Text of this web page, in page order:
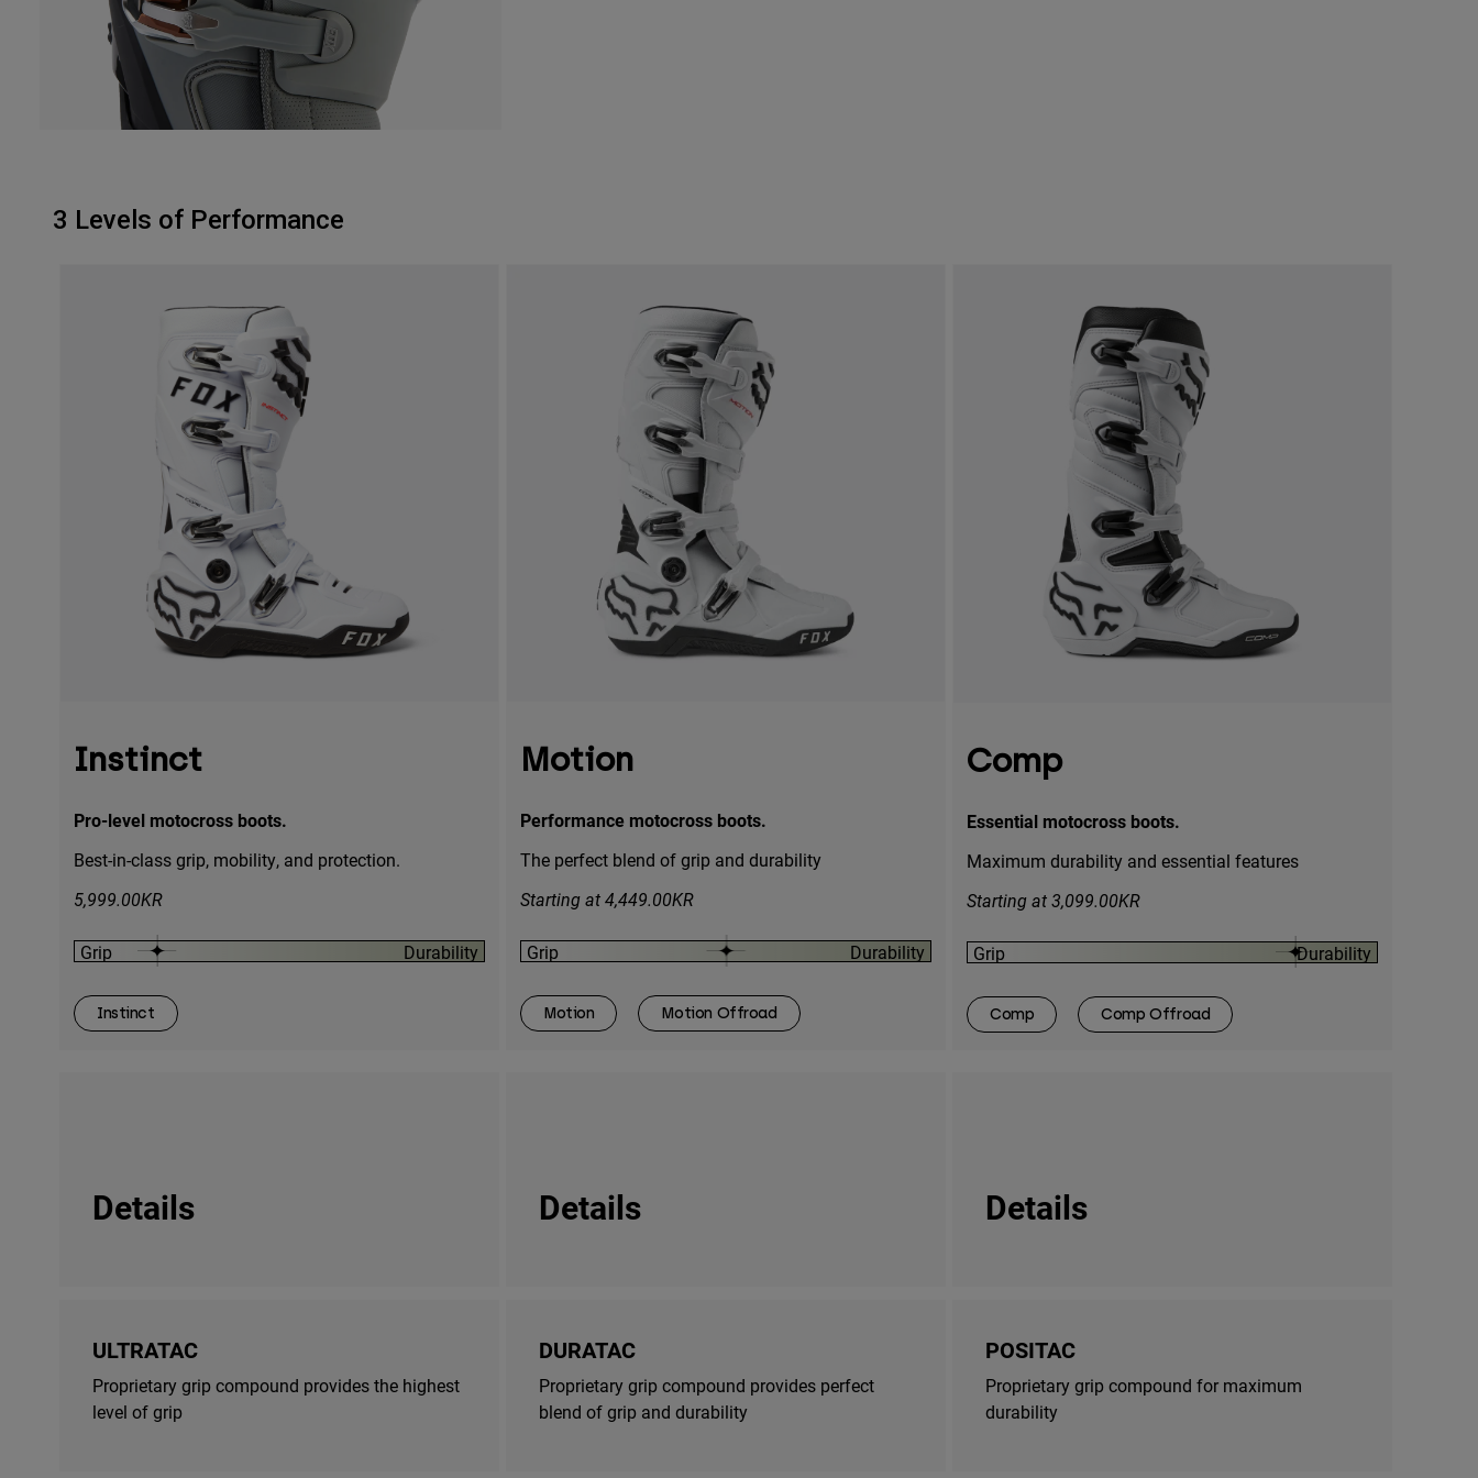
3 Levels of Performance
Instinct
Pro-level motocross boots.
Best-in-class grip, mobility, and protection.
5,999.00KR
Grip Durability
Instinct
Motion
Performance motocross boots.
The perfect blend of grip and durability
Starting at 4,449.00KR
Grip Durability
Motion Motion Offroad
Comp
Essential motocross boots.
Maximum durability and essential features
Starting at 3,099.00KR
Grip Durability
Comp Comp Offroad
Details Details Details
ULTRATAC
Proprietary grip compound provides the highest
level of grip
DURATAC
Proprietary grip compound provides perfect
blend of grip and durability
POSITAC
Proprietary grip compound for maximum
durability